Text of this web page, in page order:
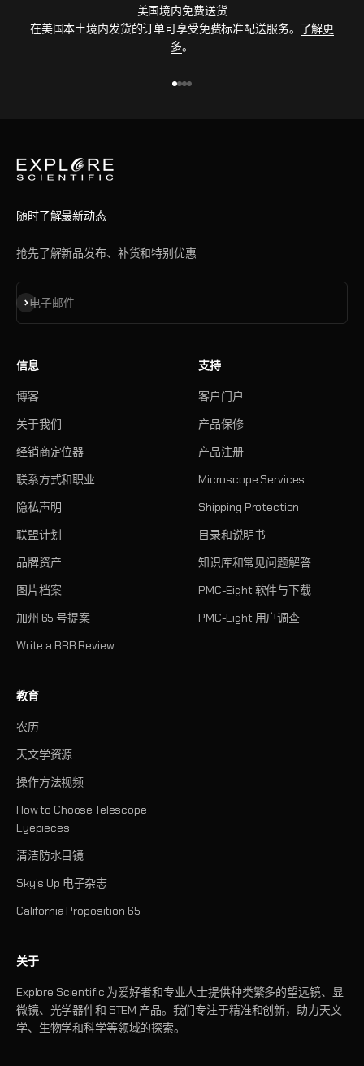
美国境内免费送货
在美国本土境内发货的订单可享受免费标准配送服务。 了解更
多。
随时了解最新动态
抢先了解新品发布、补货和特别优惠
电子邮件
订阅
信息
博客
关于我们
经销商定位器
联系方式和职业
隐私声明
联盟计划
品牌资产
图片档案
加州 65 号提案
Write a BBB Review
支持
客户门户
产品保修
产品注册
Microscope Services
Shipping Protection
目录和说明书
知识库和常见问题解答
PMC-Eight 软件与下载
PMC-Eight 用户调查
教育
农历
天文学资源
操作方法视频
How to Choose Telescope
Eyepieces
清洁防水目镜
Sky's Up 电子杂志
California Proposition 65
关于
Explore Scientific 为爱好者和专业人士提供种类繁多的望远镜、显
微镜、光学器件和 STEM 产品。我们专注于精准和创新，助力天文
学、生物学和科学等领域的探索。